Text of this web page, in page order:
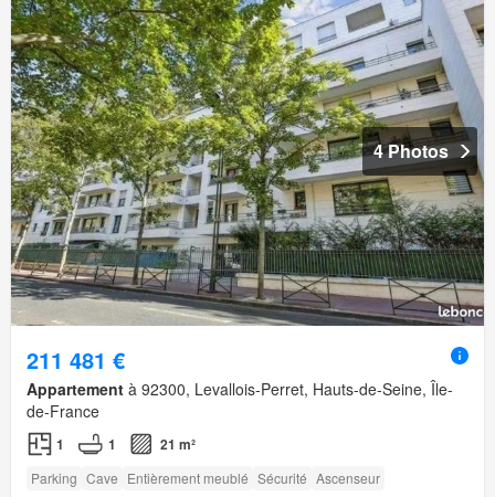
4 Photos
211 481 €
Appartement à 92300, Levallois-Perret, Hauts-de-Seine, Île-
de-France
1 1 21 m²
Parking Cave Entièrement meublé Sécurité Ascenseur